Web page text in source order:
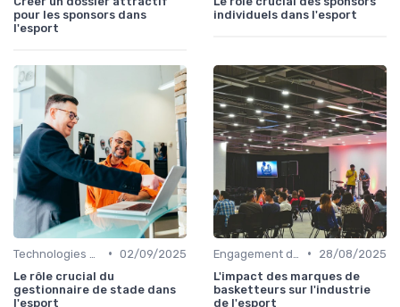
pour les sponsors dans
l'esport
individuels dans l'esport
• 02/09/2025
Le rôle crucial du
gestionnaire de stade dans
l'esport
•
28/08/2025
L'impact des marques de
basketteurs sur l'industrie
de l'esport